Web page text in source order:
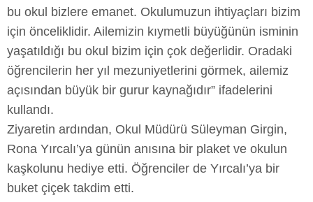
bu okul bizlere emanet. Okulumuzun ihtiyaçları bizim
için önceliklidir. Ailemizin kıymetli büyüğünün isminin
yaşatıldığı bu okul bizim için çok değerlidir. Oradaki
öğrencilerin her yıl mezuniyetlerini görmek, ailemiz
açısından büyük bir gurur kaynağıdır” ifadelerini
kullandı.
Ziyaretin ardından, Okul Müdürü Süleyman Girgin,
Rona Yırcalı’ya günün anısına bir plaket ve okulun
kaşkolunu hediye etti. Öğrenciler de Yırcalı’ya bir
buket çiçek takdim etti.